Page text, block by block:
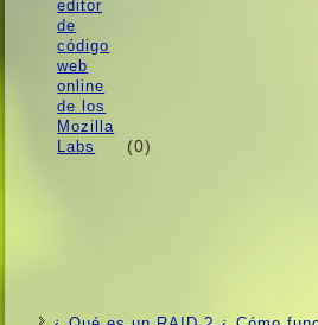
(0)